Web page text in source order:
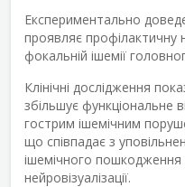
Експериментально
проявляє профілактичну
фокальній ішемії
Клінічні дослідження
збільшує функціональне
гострим ішемічним
що співпадає з
ішемічного
нейровізуалізації.